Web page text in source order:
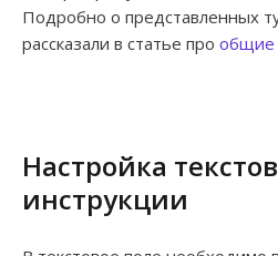
Подробно о представленных
рассказали в статье про общие
Настройка
инструкции